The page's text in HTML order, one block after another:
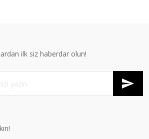
ilk siz haberdar olun!